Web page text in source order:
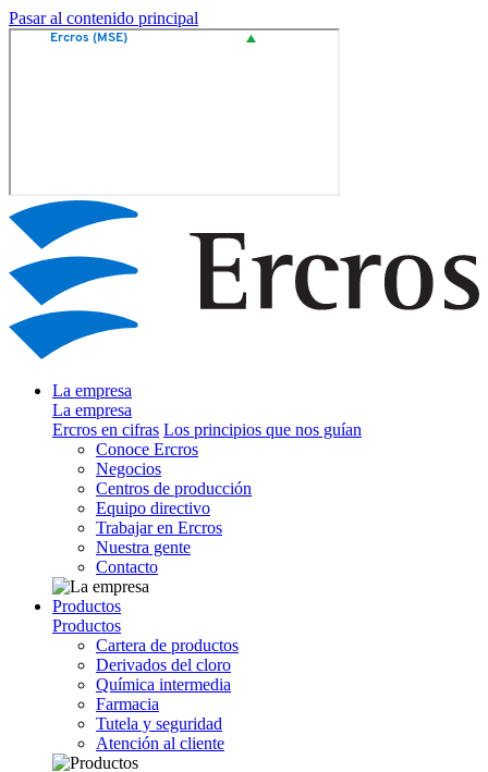
Pasar al contenido principal
La empresa
La empresa
Ercros en cifras Los principios que nos guían
Conoce Ercros
Negocios
Centros de producción
Equipo directivo
Trabajar en Ercros
Nuestra gente
Contacto
Productos
Productos
Cartera de productos
Derivados del cloro
Química intermedia
Farmacia
Tutela y seguridad
Atención al cliente